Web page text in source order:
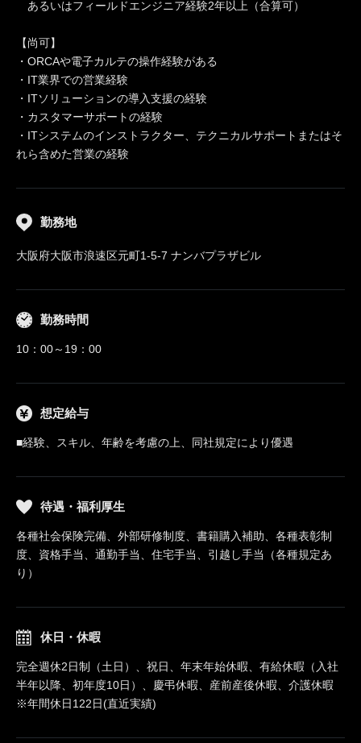
あるいはフィールドエンジニア経験2年以上（合算可）
【尚可】
・ORCAや電子カルテの操作経験がある
・IT業界での営業経験
・ITソリューションの導入支援の経験
・カスタマーサポートの経験
・ITシステムのインストラクター、テクニカルサポートまたはそ
れら含めた営業の経験
勤務地
大阪府大阪市浪速区元町1-5-7 ナンバプラザビル
勤務時間
10：00～19：00
想定給与
■経験、スキル、年齢を考慮の上、同社規定により優遇
待遇・福利厚生
各種社会保険完備、外部研修制度、書籍購入補助、各種表彰制
度、資格手当、通勤手当、住宅手当、引越し手当（各種規定あ
り）
休日・休暇
完全週休2日制（土日）、祝日、年末年始休暇、有給休暇（入社
半年以降、初年度10日）、慶弔休暇、産前産後休暇、介護休暇
※年間休日122日(直近実績)